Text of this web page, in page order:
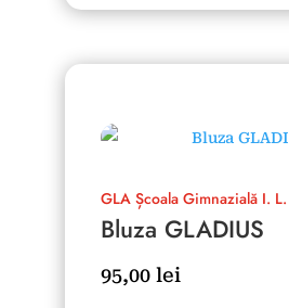
GLA Școala Gimnazială I.
Bluza GLADIUS
95,00 lei